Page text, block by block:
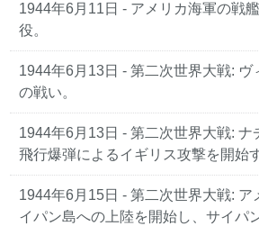
1944年6月11日 - アメリカ海軍の戦
役。
1944年6月13日 - 第二次世界大戦: ヴ
の戦い。
1944年6月13日 - 第二次世界大戦: ナ
飛行爆弾によるイギリス攻撃を開始
1944年6月15日 - 第二次世界大戦: ア
イパン島への上陸を開始し、サイパ